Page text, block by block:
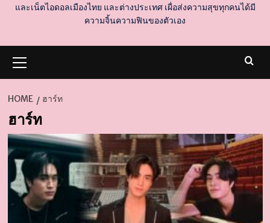
และเน็ตไอดอลเมืองไทย และต่างประเทศ เผื่อส่งความสุขทุกคนได้มี
ความจิ้นความฟินของตัวเอง
Menu
HOME ฮาร์ท
ฮาร์ท